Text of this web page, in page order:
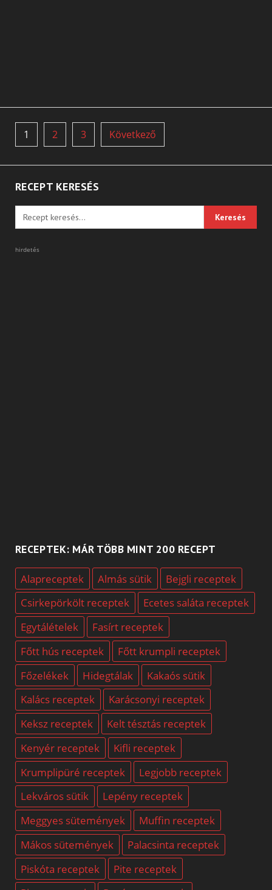
Bejegyzések
lapozása
1 2 3 Következő
RECEPT KERESÉS
hirdetés
RECEPTEK: MÁR TÖBB MINT 200 RECEPT
Alapreceptek Almás sütik
Bejgli receptek
Csirkepörkölt receptek
Ecetes saláta receptek
Egytálételek
Fasírt receptek
Főtt hús receptek
Főtt krumpli receptek
Főzelékek
Hidegtálak
Kakaós sütik
Kalács receptek
Karácsonyi receptek
Keksz receptek
Kelt tésztás receptek
Kenyér receptek
Kifli receptek
Krumplipüré receptek
Legjobb receptek
Lekváros sütik
Lepény receptek
Meggyes sütemények
Muffin receptek
Mákos sütemények
Palacsinta receptek
Piskóta receptek
Pite receptek